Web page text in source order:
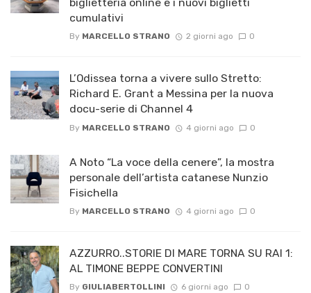
cumulativi
By MARCELLO STRANO 2 giorni ago 0
L’Odissea torna a vivere sullo Stretto:
Richard E. Grant a Messina per la nuova
docu-serie di Channel 4
By MARCELLO STRANO 4 giorni ago 0
A Noto “La voce della cenere”, la mostra
personale dell’artista catanese Nunzio
Fisichella
By MARCELLO STRANO 4 giorni ago 0
AZZURRO..STORIE DI MARE TORNA SU RAI 1:
AL TIMONE BEPPE CONVERTINI
By GIULIABERTOLLINI 6 giorni ago 0